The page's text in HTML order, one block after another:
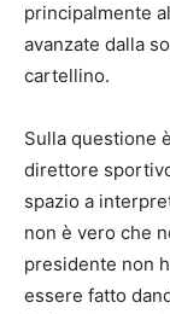
principalmente
avanzate dalla
cartellino.
Sulla questione
direttore
spazio a
non è vero che
presidente non
essere fatto